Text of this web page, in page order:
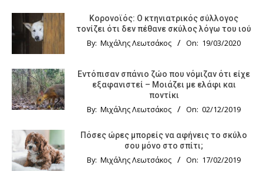
Κορονοϊός: Ο κτηνιατρικός σύλλογος
τονίζει ότι δεν πέθανε σκύλος λόγω του ιού
By: Μιχάλης Λεωτσάκος On: 19/03/2020
Εντόπισαν σπάνιο ζώο που νόμιζαν ότι είχε
εξαφανιστεί – Μοιάζει με ελάφι και
ποντίκι
By: Μιχάλης Λεωτσάκος On: 02/12/2019
Πόσες ώρες μπορείς να αφήνεις το σκύλο
σου μόνο στο σπίτι;
By: Μιχάλης Λεωτσάκος On: 17/02/2019